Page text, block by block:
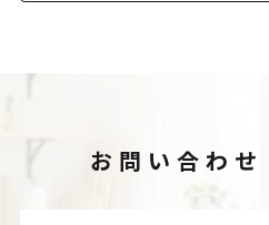
お問い合わせ